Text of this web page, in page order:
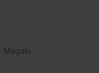
Magalu